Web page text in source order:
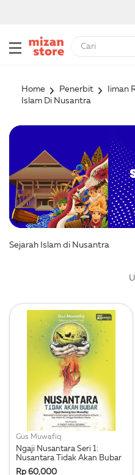
Home Penerbit Iiman
Islam Di Nusantra
Sejarah Islam di Nusantra
Gus Muwafiq
Ngaji Nusantara Seri 1:
Nusantara Tidak Akan Bubar
Rp 60,000